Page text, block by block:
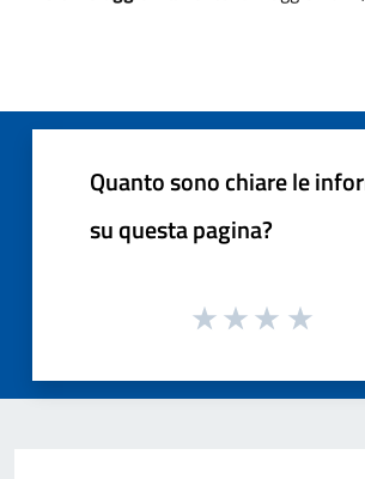
Quanto sono chiare le
su questa pagina?